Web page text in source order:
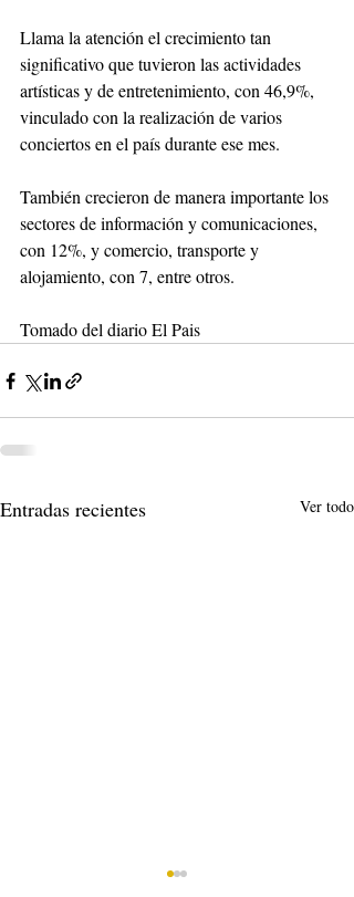
Llama la atención el crecimiento tan
significativo que tuvieron las actividades
artísticas y de entretenimiento, con 46,9%,
vinculado con la realización de varios
conciertos en el país durante ese mes.
También crecieron de manera importante los
sectores de información y comunicaciones,
con 12%, y comercio, transporte y
alojamiento, con 7, entre otros.
Tomado del diario El Pais
Entradas recientes Ver todo